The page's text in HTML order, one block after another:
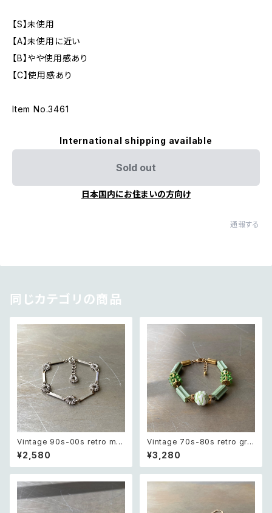
【S】未使用
【A】未使用に近い
【B】やや使用感あり
【C】使用感あり
Item No.3461
International shipping available
Sold out
日本国内にお住まいの方向け
通報する
同じカテゴリの商品
Vintage 90s-00s retro met
al wire flower chain bracel
et レトロ ヴィンテージ アクセサ
リー シルバー メタル ワイヤー
¥2,580
Vintage 70s-80s retro gre
en bijou classical beads b
racelet レトロ ヴィンテージ ア
クセサリー グリーン ビジュー ク
¥3,280